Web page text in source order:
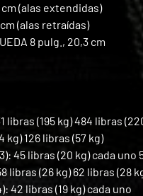
cm (alas extendidas)
(alas retraídas)
8 pulg., 20,3 cm
libras (195 kg) 484 libras
kg) 126 libras (57 kg)
45 libras (20 kg) cada uno
libras (26 kg) 62 libras (28
42 libras (19 kg) cada uno